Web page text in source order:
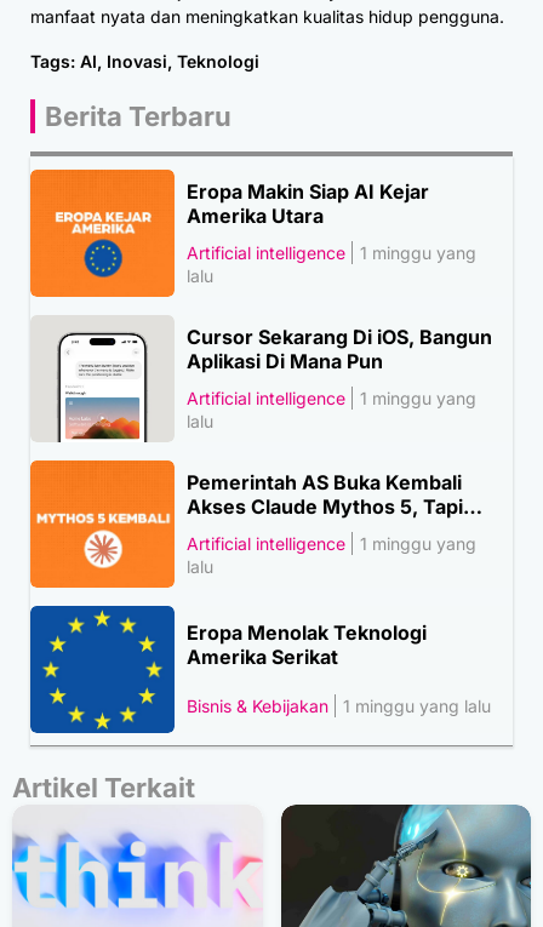
manfaat nyata dan meningkatkan kualitas hidup pengguna.
Tags: AI, Inovasi, Teknologi
Berita Terbaru
Eropa Makin Siap AI Kejar
Amerika Utara
Artificial intelligence
1 minggu yang
lalu
Cursor Sekarang Di iOS, Bangun
Aplikasi Di Mana Pun
Artificial intelligence
1 minggu yang
lalu
Pemerintah AS Buka Kembali
Akses Claude Mythos 5, Tapi…
Artificial intelligence
1 minggu yang
lalu
Eropa Menolak Teknologi
Amerika Serikat
Bisnis & Kebijakan 1 minggu yang lalu
Artikel Terkait